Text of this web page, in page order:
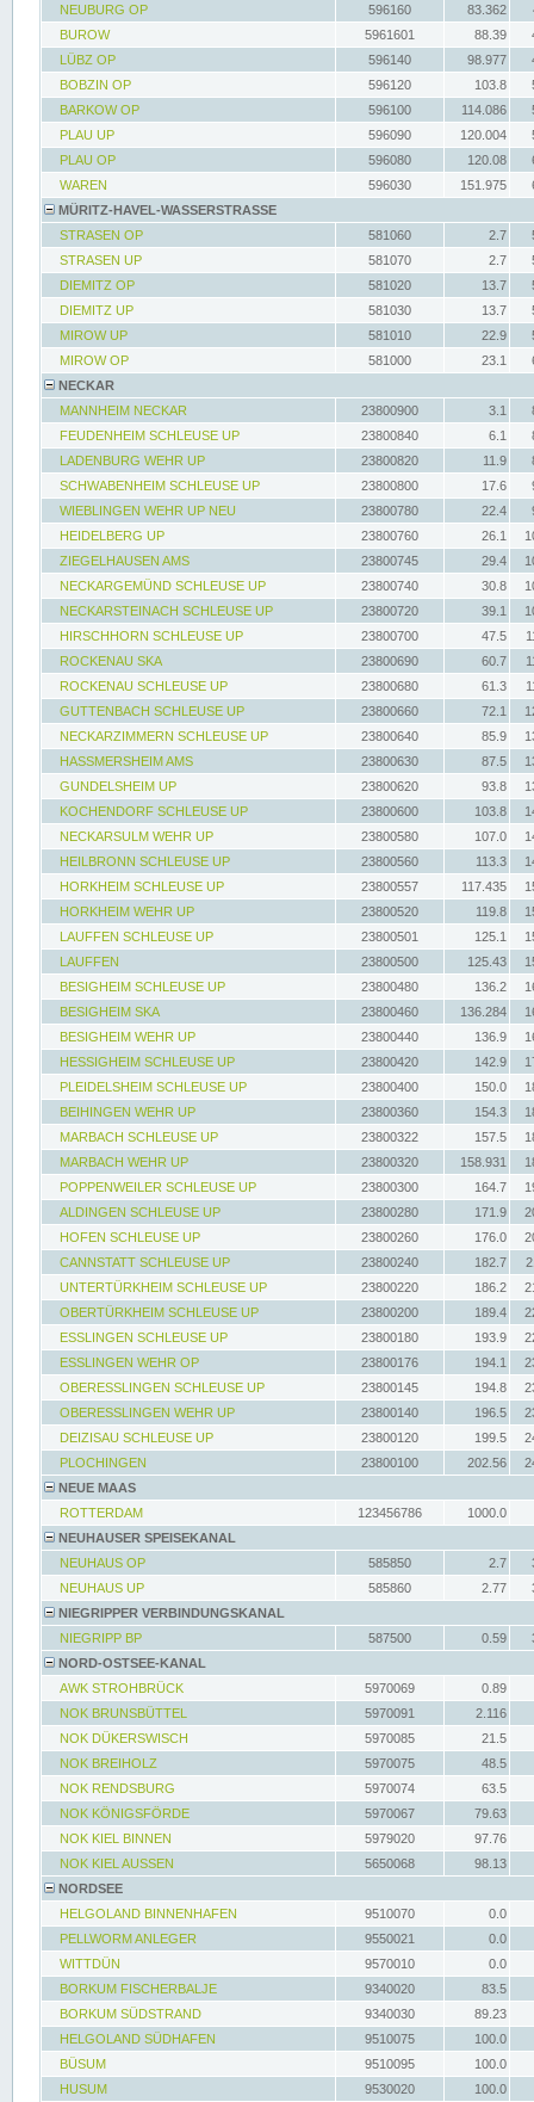
NEUBURG OP
596160 83.362
BUROW
5961601 88.39
LÜBZ OP
596140 98.977
BOBZIN OP
596120 103.8
BARKOW OP
596100 114.086
PLAU UP
596090 120.004
PLAU OP
596080 120.08
WAREN
596030 151.975
MÜRITZ-HAVEL-WASSERSTRASSE
STRASEN OP
581060 2.7
STRASEN UP
581070 2.7
DIEMITZ OP
581020 13.7
DIEMITZ UP
581030 13.7
MIROW UP
581010 22.9
MIROW OP
581000 23.1
NECKAR
MANNHEIM NECKAR
23800900 3.1
FEUDENHEIM SCHLEUSE UP
23800840 6.1
LADENBURG WEHR UP
23800820 11.9
SCHWABENHEIM SCHLEUSE UP
23800800 17.6
WIEBLINGEN WEHR UP NEU
23800780 22.4
HEIDELBERG UP
23800760 26.1
ZIEGELHAUSEN AMS
23800745 29.4
NECKARGEMÜND SCHLEUSE UP
23800740 30.8
NECKARSTEINACH SCHLEUSE UP
23800720 39.1
HIRSCHHORN SCHLEUSE UP
23800700 47.5
ROCKENAU SKA
23800690 60.7
ROCKENAU SCHLEUSE UP
23800680 61.3
GUTTENBACH SCHLEUSE UP
23800660 72.1
NECKARZIMMERN SCHLEUSE UP
23800640 85.9
HASSMERSHEIM AMS
23800630 87.5
GUNDELSHEIM UP
23800620 93.8
KOCHENDORF SCHLEUSE UP
23800600 103.8
NECKARSULM WEHR UP
23800580 107.0
HEILBRONN SCHLEUSE UP
23800560 113.3
HORKHEIM SCHLEUSE UP
23800557 117.435
HORKHEIM WEHR UP
23800520 119.8
LAUFFEN SCHLEUSE UP
23800501 125.1
LAUFFEN
23800500 125.43
BESIGHEIM SCHLEUSE UP
23800480 136.2
BESIGHEIM SKA
23800460 136.284
BESIGHEIM WEHR UP
23800440 136.9
HESSIGHEIM SCHLEUSE UP
23800420 142.9
PLEIDELSHEIM SCHLEUSE UP
23800400 150.0
BEIHINGEN WEHR UP
23800360 154.3
MARBACH SCHLEUSE UP
23800322 157.5
MARBACH WEHR UP
23800320 158.931
POPPENWEILER SCHLEUSE UP
23800300 164.7
ALDINGEN SCHLEUSE UP
23800280 171.9
HOFEN SCHLEUSE UP
23800260 176.0
CANNSTATT SCHLEUSE UP
23800240 182.7
UNTERTÜRKHEIM SCHLEUSE UP
23800220 186.2
OBERTÜRKHEIM SCHLEUSE UP
23800200 189.4
ESSLINGEN SCHLEUSE UP
23800180 193.9
ESSLINGEN WEHR OP
23800176 194.1
OBERESSLINGEN SCHLEUSE UP
23800145 194.8
OBERESSLINGEN WEHR UP
23800140 196.5
DEIZISAU SCHLEUSE UP
23800120 199.5
PLOCHINGEN
23800100 202.56
NEUE MAAS
ROTTERDAM
123456786
1000.0
NEUHAUSER SPEISEKANAL
NEUHAUS OP
585850 2.7
NEUHAUS UP
585860 2.77
NIEGRIPPER VERBINDUNGSKANAL
NIEGRIPP BP
587500 0.59
NORD-OSTSEE-KANAL
AWK STROHBRÜCK
5970069
0.89
NOK BRUNSBÜTTEL
5970091
2.116
NOK DÜKERSWISCH
5970085
21.5
NOK BREIHOLZ
5970075
48.5
NOK RENDSBURG
5970074
63.5
NOK KÖNIGSFÖRDE
5970067
79.63
NOK KIEL BINNEN
5979020
97.76
NOK KIEL AUSSEN
5650068
98.13
NORDSEE
HELGOLAND BINNENHAFEN
9510070
0.0
PELLWORM ANLEGER
9550021
0.0
WITTDÜN
9570010
0.0
BORKUM FISCHERBALJE
9340020
83.5
BORKUM SÜDSTRAND
9340030
89.23
HELGOLAND SÜDHAFEN
9510075
100.0
BÜSUM
9510095
100.0
HUSUM
9530020 100.0